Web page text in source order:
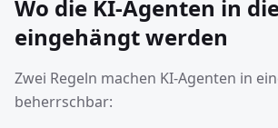
Wo die KI-Agenten in
eingehängt werden
Zwei Regeln machen KI-Agenten in
beherrschbar: